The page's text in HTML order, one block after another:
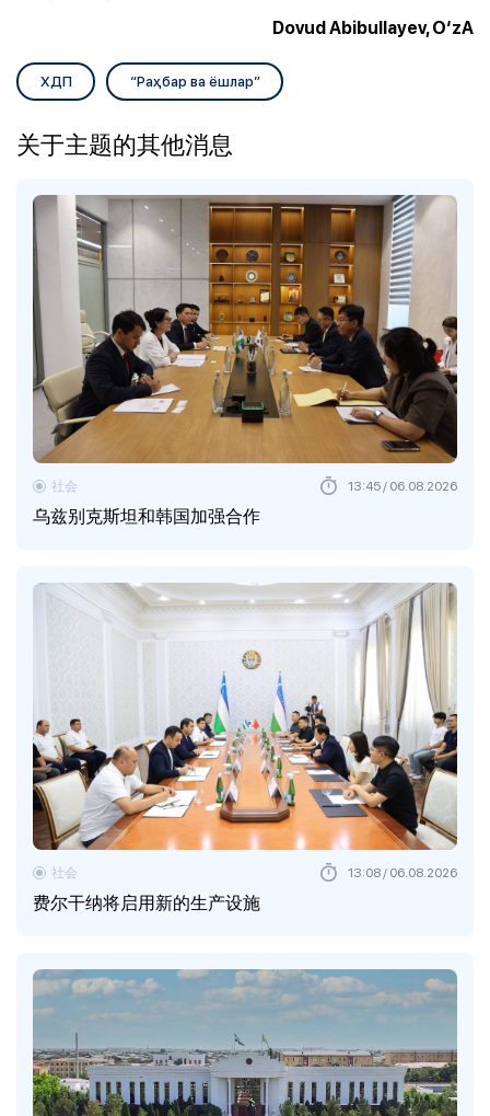
Dovud Abibullayev, O‘zA
ХДП “Раҳбар ва ёшлар”
关于主题的其他消息
乌兹别克斯坦和韩国加强合作
社会 13:45 / 06.08.2026
费尔干纳将启用新的生产设施
社会 13:08 / 06.08.2026